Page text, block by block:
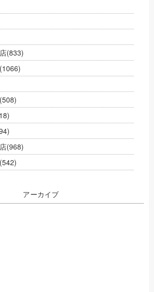
(833)
(1066)
(508)
(968)
(542)
アーカイブ